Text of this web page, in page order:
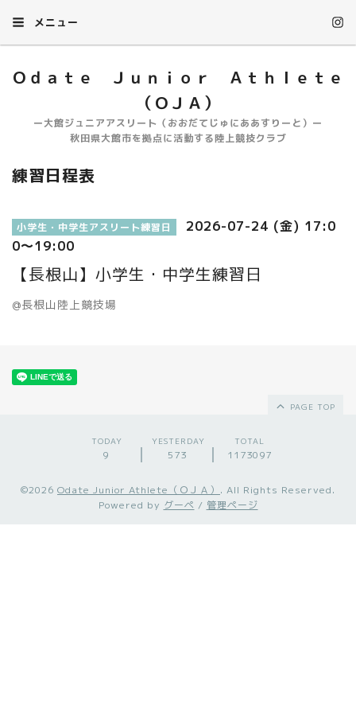
メニュー
Ｏｄａｔｅ Ｊｕｎｉｏｒ Ａｔｈｌｅｔｅ
（ＯＪＡ）
ー大館ジュニアアスリート（おおだてじゅにああすりーと）ー
秋田県大館市を拠点に活動する陸上競技クラブ
練習日程表
小学生・中学生アスリート練習日
2026-07-24 (金) 17:0
0～19:00
【長根山】小学生・中学生練習日
@長根山陸上競技場
PAGE TOP
TODAY
9
YESTERDAY
573
TOTAL
1173097
©2026 Odate Junior Athlete（ＯＪＡ） . All Rights Reserved.
Powered by グーペ / 管理ページ